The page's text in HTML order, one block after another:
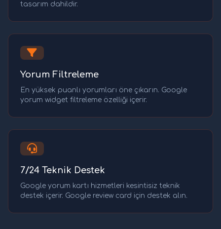
tasarım dahildir.
Yorum Filtreleme
En yüksek puanlı yorumları öne çıkarın. Google
yorum widget filtreleme özelliği içerir.
7/24 Teknik Destek
Google yorum kartı hizmetleri kesintisiz teknik
destek içerir. Google review card için destek alın.